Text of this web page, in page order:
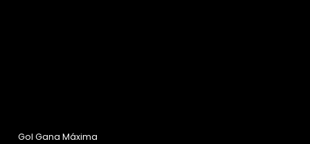
Gol Gana Máxima